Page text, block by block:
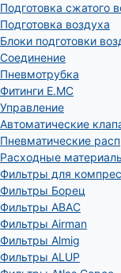
Подготовка сжатого
Подготовка воздуха
Блоки подготовки
Соединение
Пневмотрубка
Фитинги E.MC
Управление
Автоматические
Пневматические
Расходные
Фильтры для
Фильтры Борец
Фильтры ABAC
Фильтры Airman
Фильтры Almig
Фильтры ALUP